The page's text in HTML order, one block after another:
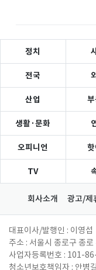
정치
전국
산업
생활·문화
오피니언
TV
회사소개 광고/제
대표이사/발행인 : 이영섭
주소 : 서울시 종로구 종
사업자등록번호 : 101-
청소년보호책임자 : 안병길